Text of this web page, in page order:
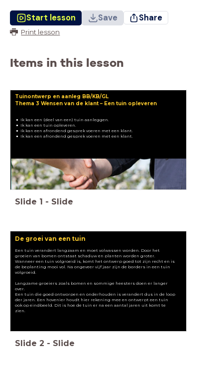
Start lesson Save Share
Print lesson
Items in this lesson
Ik kan een (deel van een) tuin aanleggen.
Ik kan een tuin opleveren.
Ik kan een afrondend gesprek voeren met een klant.
Ik kan een afrondend gesprek voeren met een klant.
Tuinontwerp en aanleg BB/KB/GL
Thema 3 Wensen van de klant– Een tuin opleveren
Slide 1 - Slide
De groei van een tuin
Een tuin verandert langzaam en moet volwassen worden. Door het
groeien van bomen ontstaat schaduw en planten worden groter.
Wanneer een tuin volgroeid is, komt het ontwerp goed tot zijn recht en is
de beplanting mooi vol. Na ongeveer vijf jaar zijn de borders in een tuin
volgroeid.
Langzame groeiers zoals bomen en sommige heesters doen er langer
over.
Een tuin die goed ontworpen en onderhouden is verandert dus in de loop
der jaren. Een hovenier houdt hier rekening mee en ontwerpt een tuin
ook op eindbeeld. Dit is hoe de tuin er na een aantal jaren uit komt te
zien.
Slide 2 - Slide